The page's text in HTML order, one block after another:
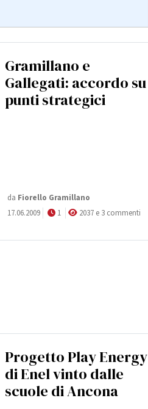
Gramillano e
Gallegati: accordo su
punti strategici
da Fiorello Gramillano
17.06.2009
1 2037 e 3 commenti
Progetto Play Energy
di Enel vinto dalle
scuole di Ancona